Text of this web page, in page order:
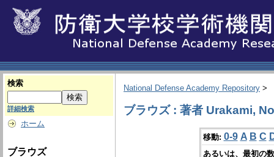
検索
詳細検索
ホーム
ブラウズ
National Defense Academy Repository >
ブラウズ : 著者 Urakami,
移動: 0-9 A B C
あるいは、最初の